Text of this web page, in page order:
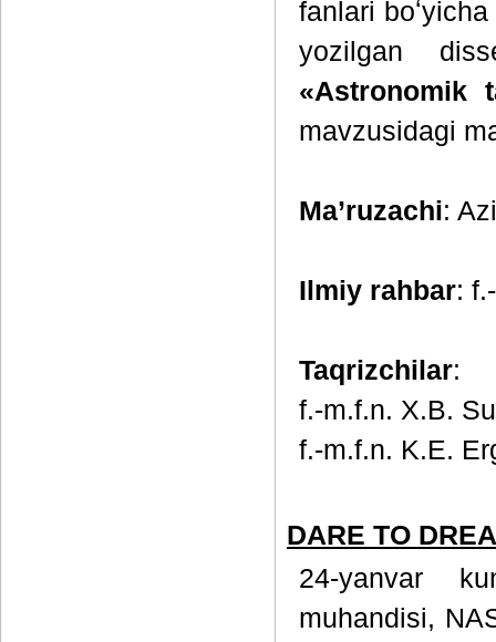
fanlari
yozilgan
«Astronomik
mavzusidagi
Ma’ruzachi:
Ilmiy rahbar:
Taqrizchilar:
f.-m.f.n. X.B.
f.-m.f.n. K.E.
DARE TO
24-yanvar
muhandisi,